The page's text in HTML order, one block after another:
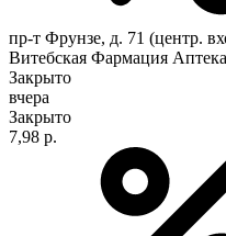
пр-т Фрунзе, д. 71 (центр.
Витебская Фармация
Закрыто
вчера
Закрыто
7,98 р.